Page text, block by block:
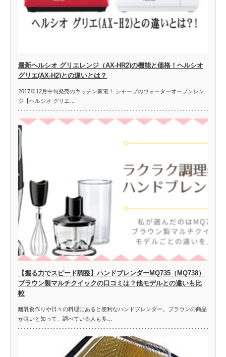
最新ヘルシオ グリエレンジ（AX-HR2)の機能と価格！ヘルシオ
グリエ(AX-H2)との違いとは？
2017年12月中旬発売のキッチン家電！ シャープのウォーターオーブンレン
ジ【ヘルシオ グリエ…
【握る力でスピード調整】ハンドブレンダーMQ735（MQ738）
ブラウン製マルチクイックの口コミは？他モデルとの違いも比
較
離乳食作りや日々の料理にあると便利なハンドブレンダー。ブラウンの商品
が良いと知って、調べている人も多…